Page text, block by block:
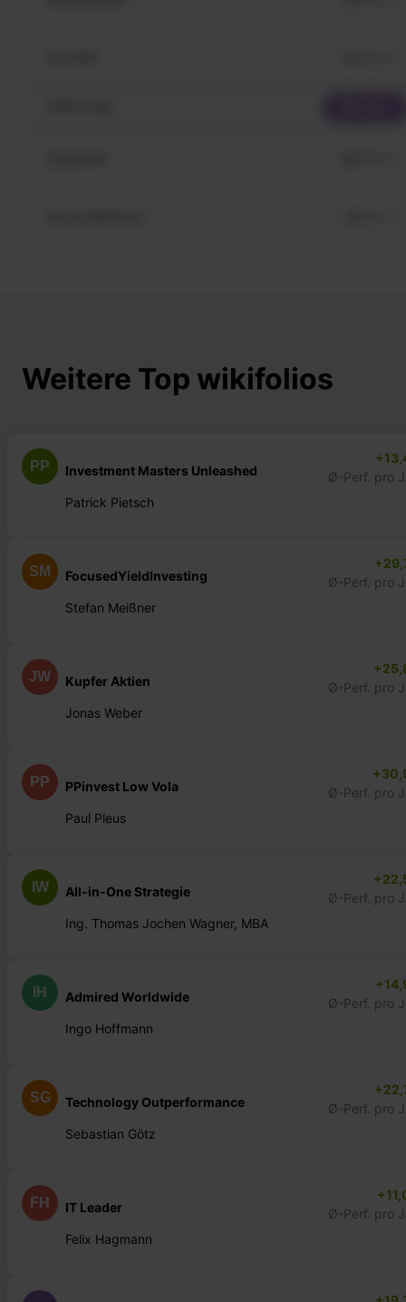
Weitere Top wikifolios
PP Investment Masters Unleashed
Patrick Pietsch
Ø-Perf. pro
SM FocusedYieldInvesting
Stefan Meißner
Ø-Perf. pro
JW Kupfer Aktien
Jonas Weber
Ø-Perf. pro
PP PPinvest Low Vola
Paul Pleus
Ø-Perf. pro
IW All-in-One Strategie
Ing. Thomas Jochen Wagner, MBA
Ø-Perf. pro
IH Admired Worldwide
Ingo Hoffmann
Ø-Perf. pro
SG Technology Outperformance
Sebastian Götz
Ø-Perf. pro
FH IT Leader
Felix Hagmann
Ø-Perf. pro